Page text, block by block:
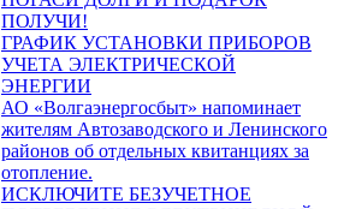
ПОЛУЧИ!
ГРАФИК УСТАНОВКИ ПРИБОРОВ
УЧЕТА ЭЛЕКТРИЧЕСКОЙ
ЭНЕРГИИ
АО «Волгаэнергосбыт» напоминает
жителям Автозаводского и Ленинского
районов об отдельных квитанциях за
отопление.
ИСКЛЮЧИТЕ БЕЗУЧЕТНОЕ